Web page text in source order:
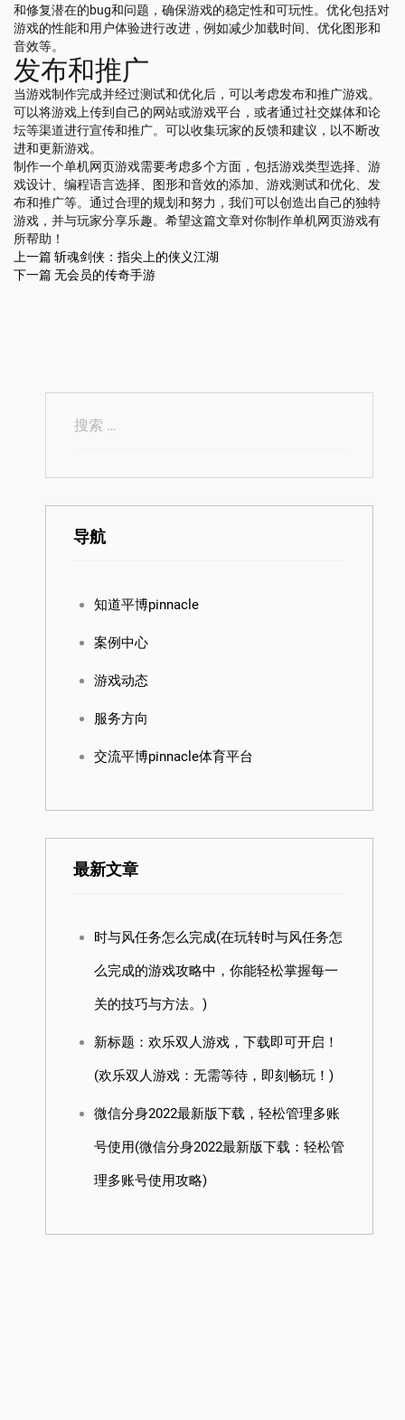
和修复潜在的bug和问题，确保游戏的稳定性和可玩性。优化包括对
游戏的性能和用户体验进行改进，例如减少加载时间、优化图形和
音效等。
发布和推广
当游戏制作完成并经过测试和优化后，可以考虑发布和推广游戏。
可以将游戏上传到自己的网站或游戏平台，或者通过社交媒体和论
坛等渠道进行宣传和推广。可以收集玩家的反馈和建议，以不断改
进和更新游戏。
制作一个单机网页游戏需要考虑多个方面，包括游戏类型选择、游
戏设计、编程语言选择、图形和音效的添加、游戏测试和优化、发
布和推广等。通过合理的规划和努力，我们可以创造出自己的独特
游戏，并与玩家分享乐趣。希望这篇文章对你制作单机网页游戏有
所帮助！
上一篇斩魂剑侠：指尖上的侠义江湖
下一篇无会员的传奇手游
导航
知道平博pinnacle
案例中心
游戏动态
服务方向
交流平博pinnacle体育平台
最新文章
时与风任务怎么完成(在玩转时与风任务怎
么完成的游戏攻略中，你能轻松掌握每一
关的技巧与方法。)
新标题：欢乐双人游戏，下载即可开启！
(欢乐双人游戏：无需等待，即刻畅玩！)
微信分身2022最新版下载，轻松管理多账
号使用(微信分身2022最新版下载：轻松管
理多账号使用攻略)